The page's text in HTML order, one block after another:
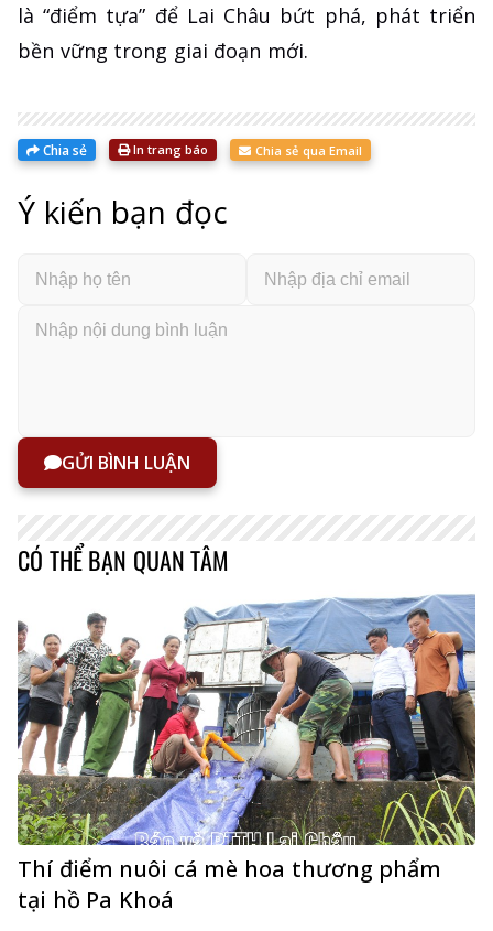
là “điểm tựa” để Lai Châu bứt phá, phát triển
bền vững trong giai đoạn mới.
Chia sẻ In trang báo Chia sẻ qua Email
Ý kiến bạn đọc
GỬI BÌNH LUẬN
CÓ THỂ BẠN QUAN TÂM
Thí điểm nuôi cá mè hoa thương phẩm
tại hồ Pa Khoá